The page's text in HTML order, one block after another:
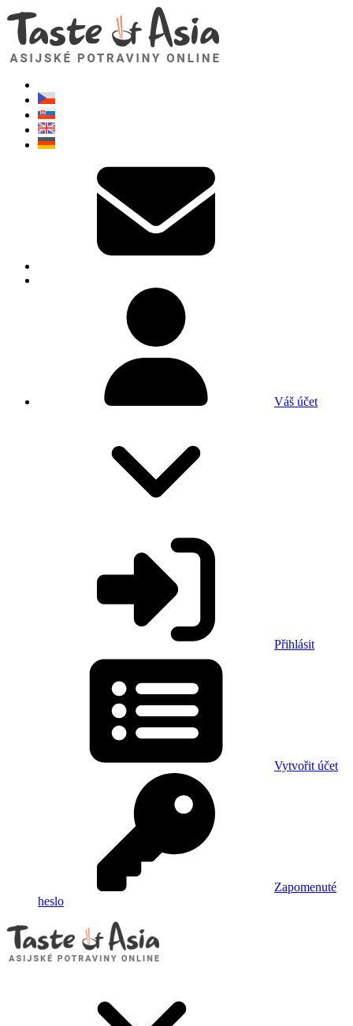
Váš účet
Přihlásit
Vytvořit účet
Zapomenuté
heslo
TasteOfAsia.cz
Neváhejte se zeptat. Jsem tady pro vás!